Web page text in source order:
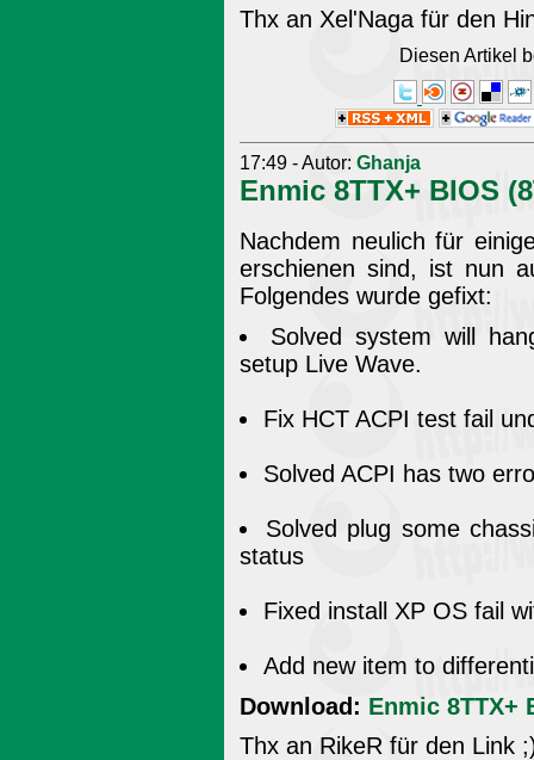
Thx an Xel'Naga für den
Diesen Artikel
17:49 - Autor: Ghanja
Enmic 8TTX+ BIOS
Nachdem neulich für
erschienen sind, ist nun
Folgendes wurde gefixt:
Solved system will
setup Live Wave.
Fix HCT ACPI test fail
Solved ACPI has two
Solved plug some
status
Fixed install XP OS fail
Add new item to
Download: Enmic 8TTX+
Thx an RikeR für den Link